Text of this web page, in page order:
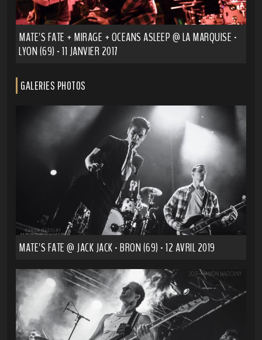
MATE'S FATE + MIRAGE + OCEANS ASLEEP @ LA MARQUISE -
LYON (69) - 11 JANVIER 2017
GALERIES PHOTOS
MATE'S FATE @ JACK JACK - BRON (69) - 12 AVRIL 2019